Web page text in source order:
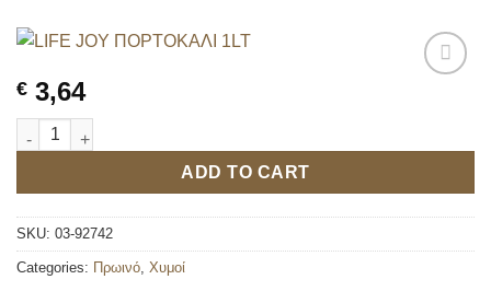
€ 3,64
LIFE JOY ΠΟΡΤΟΚΑΛΙ 1LT quantity
ADD TO CART
SKU: 03-92742
Categories: Πρωινό, Χυμοί